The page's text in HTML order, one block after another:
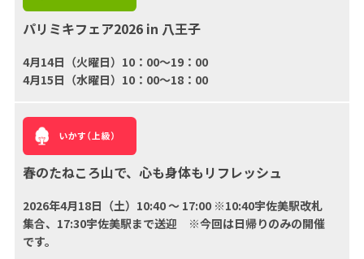
パリミキフェア2026 in 八王子
4月14日（火曜日）10：00〜19：00
4月15日（水曜日）10：00～18：00
春のたねころ山で、心も身体もリフレッシュ
2026年4月18日（土）10:40 ～ 17:00 ※10:40宇佐美駅改札
集合、17:30宇佐美駅まで送迎 ※今回は日帰りのみの開催
です。